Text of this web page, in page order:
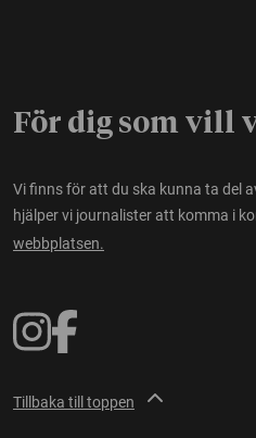
För dig som vill
Vi finns för att du ska kunna ta del
hjälper vi journalister att komma i
webbplatsen.
Tillbaka till toppen